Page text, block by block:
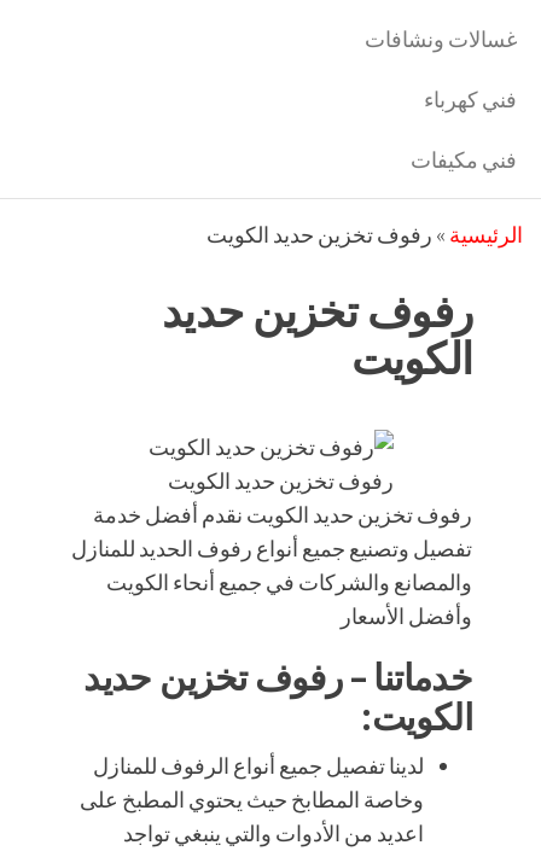
غسالات ونشافات
فني كهرباء
فني مكيفات
الرئيسية » رفوف تخزين حديد الكويت
رفوف تخزين حديد
الكويت
رفوف تخزين حديد الكويت
رفوف تخزين حديد الكويت نقدم أفضل خدمة
تفصيل وتصنيع جميع أنواع رفوف الحديد للمنازل
والمصانع والشركات في جميع أنحاء الكويت
وأفضل الأسعار
خدماتنا – رفوف تخزين حديد
الكويت:
لدينا تفصيل جميع أنواع الرفوف للمنازل
وخاصة المطابخ حيث يحتوي المطبخ على
اعديد من الأدوات والتي ينبغي تواجد